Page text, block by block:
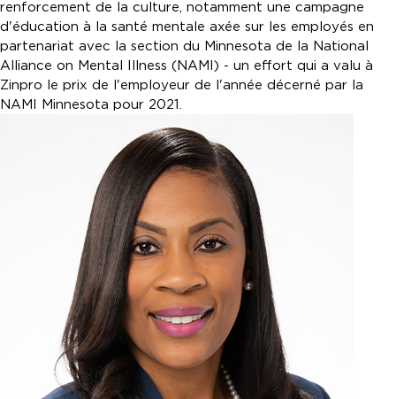
renforcement de la culture, notamment une campagne
d'éducation à la santé mentale axée sur les employés en
partenariat avec la section du Minnesota de la National
Alliance on Mental Illness (NAMI) - un effort qui a valu à
Zinpro le prix de l'employeur de l'année décerné par la
NAMI Minnesota pour 2021.